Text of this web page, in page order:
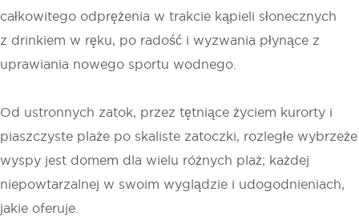
całkowitego odprężenia w trakcie kąpieli słonecznych
z drinkiem w ręku, po radość i wyzwania płynące z
uprawiania nowego sportu wodnego.
Od ustronnych zatok, przez tętniące życiem kurorty i
piaszczyste plaże po skaliste zatoczki, rozległe wybrzeże
wyspy jest domem dla wielu różnych plaż; każdej
niepowtarzalnej w swoim wyglądzie i udogodnieniach,
jakie oferuje.